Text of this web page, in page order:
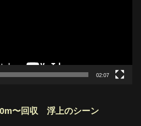
02:07
〜回収 浮上のシーン